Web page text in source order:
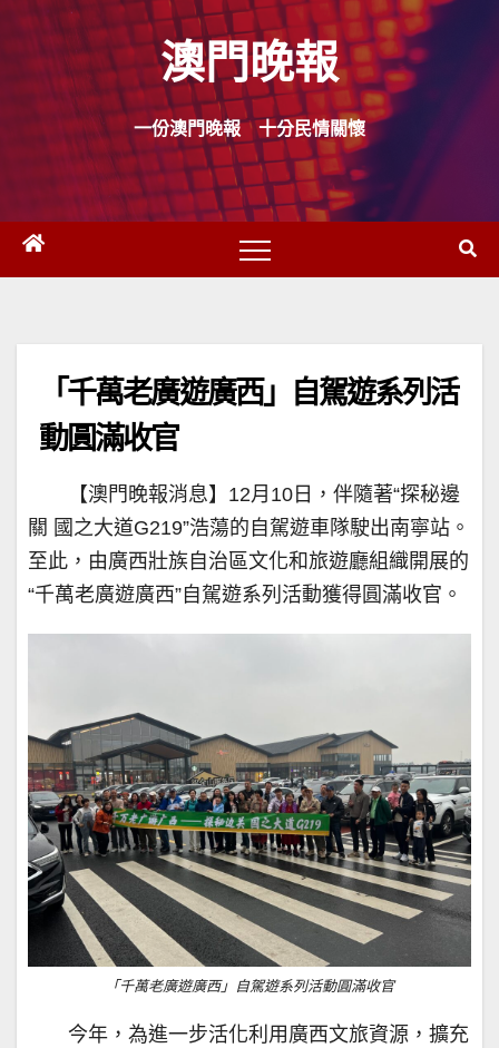
Skip
content
澳門晚報
一份澳門晚報 十分民情關懷
「千萬老廣遊廣西」自駕遊系列活
動圓滿收官
【澳門晚報消息】12月10日，伴隨著“探秘邊
關 國之大道G219”浩蕩的自駕遊車隊駛出南寧站。
至此，由廣西壯族自治區文化和旅遊廳組織開展的
“千萬老廣遊廣西”自駕遊系列活動獲得圓滿收官。
「千萬老廣遊廣西」自駕遊系列活動圓滿收官
今年，為進一步活化利用廣西文旅資源，擴充